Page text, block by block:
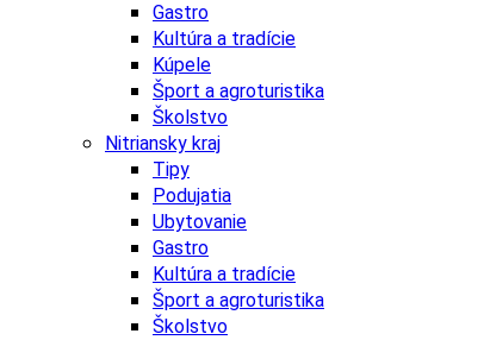
Gastro
Kultúra a tradície
Kúpele
Šport a agroturistika
Školstvo
Nitriansky kraj
Tipy
Podujatia
Ubytovanie
Gastro
Kultúra a tradície
Šport a agroturistika
Školstvo